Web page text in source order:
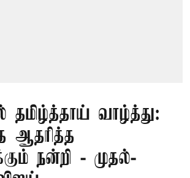
தமிழ்த்தாய் வாழ்த்து:
ஆதரித்த
நன்றி - முதல்-